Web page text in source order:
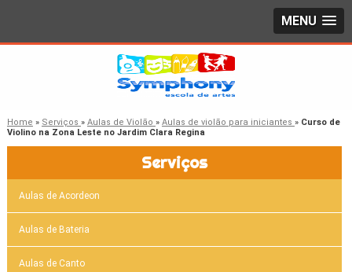
MENU
Home » Serviços » Aulas de Violão » Aulas de violão para iniciantes » Curso de
Violino na Zona Leste no Jardim Clara Regina
Serviços
Aulas de Acordeon
Aulas de Bateria
Aulas de Canto